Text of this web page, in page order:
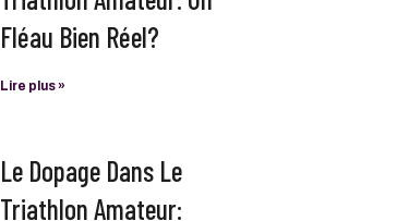
Fléau Bien Réel?
Lire plus »
Le Dopage Dans Le
Triathlon Amateur: